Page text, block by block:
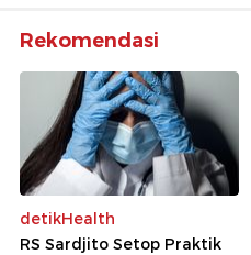
Rekomendasi
detikHealth
RS Sardjito Setop Praktik